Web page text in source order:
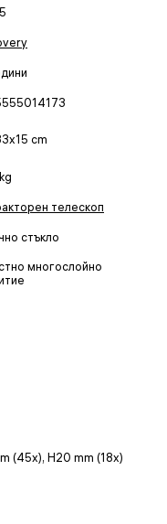
cm
телескоп
стъкло
многослойно
(45x), H20 mm (18x)